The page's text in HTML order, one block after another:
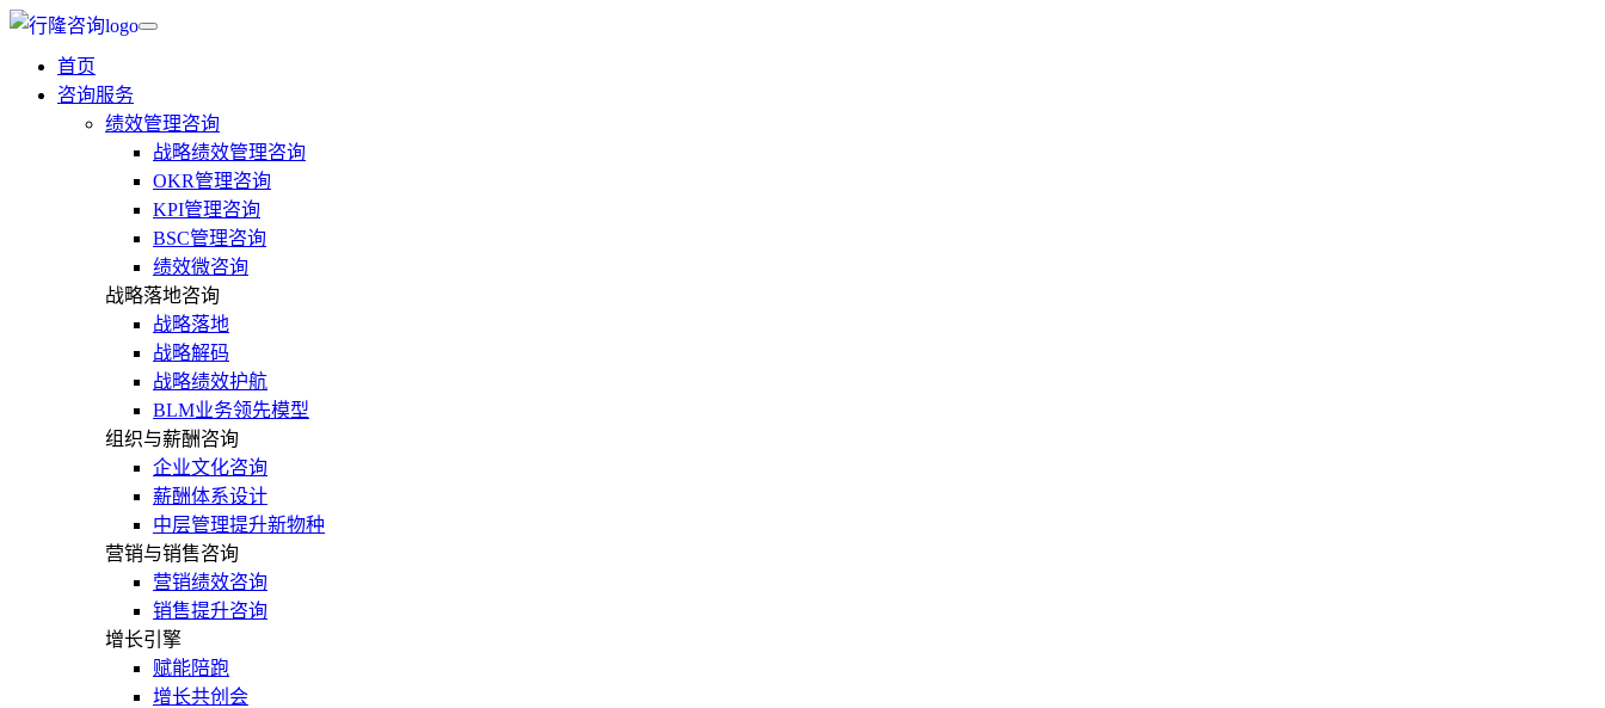
首页
咨询服务
绩效管理咨询
战略绩效管理咨询
OKR管理咨询
KPI管理咨询
BSC管理咨询
绩效微咨询
战略落地咨询
战略落地
战略解码
战略绩效护航
BLM业务领先模型
组织与薪酬咨询
企业文化咨询
薪酬体系设计
中层管理提升新物种
营销与销售咨询
营销绩效咨询
销售提升咨询
增长引擎
赋能陪跑
增长共创会